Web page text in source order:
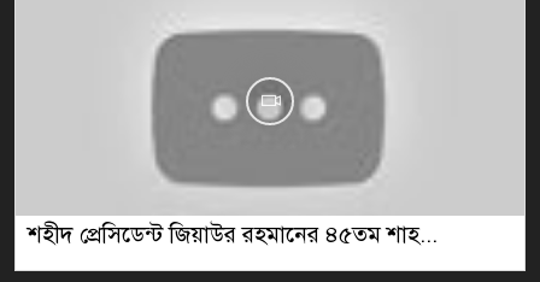
শহীদ প্রেসিডেন্ট জিয়াউর রহমানের ৪৫তম শাহ...